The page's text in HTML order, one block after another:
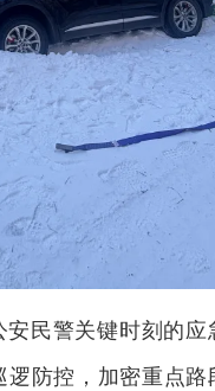
民警关键时刻的
防控，加密重点